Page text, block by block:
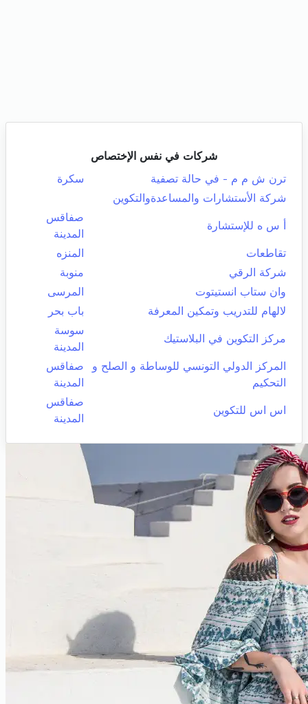
شركات في نفس الإختصاص
ترن ش م م - في حالة تصفية
سكرة
شركة الأستشارات والمساعدةوالتكوين
أ س ه للإستشارة
صفاقس
المدينة
تقاطعات
المنزه
شركة الرقي
منوبة
وان ستاب انستيتوت
المرسى
لالهام للتدريب وتمكين المعرفة
باب بحر
مركز التكوين في البلاستيك
سوسة
المدينة
المركز الدولي التونسي للوساطة و الصلح و
التحكيم
صفاقس
المدينة
اس اس للتكوين
صفاقس
المدينة